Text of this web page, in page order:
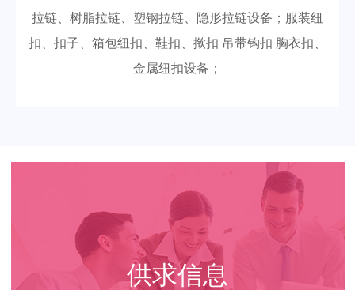
拉链、树脂拉链、塑钢拉链、隐形拉链设备；服装纽
扣、扣子、箱包纽扣、鞋扣、揿扣 吊带钩扣 胸衣扣、
金属纽扣设备；
供求信息